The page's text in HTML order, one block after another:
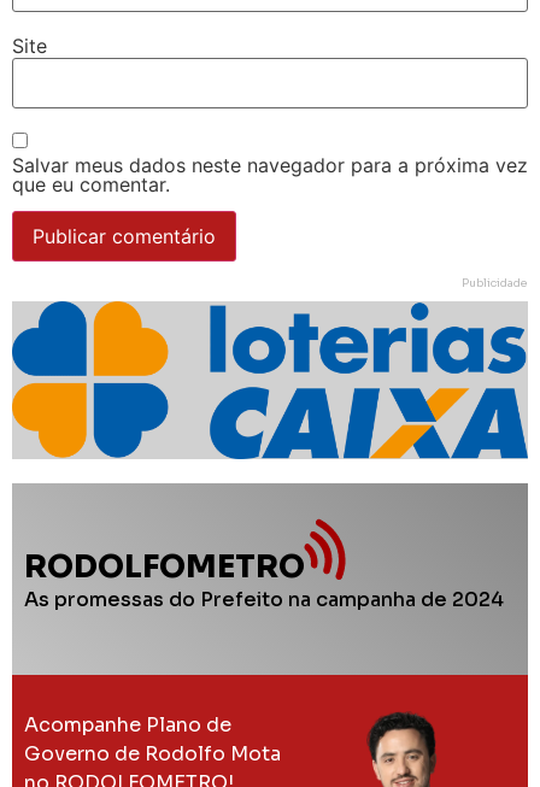
Site
Salvar meus dados neste navegador para a próxima vez
que eu comentar.
Publicidade
RODOLFOMETRO
As promessas do Prefeito na campanha de 2024
Acompanhe Plano de
Governo de Rodolfo Mota